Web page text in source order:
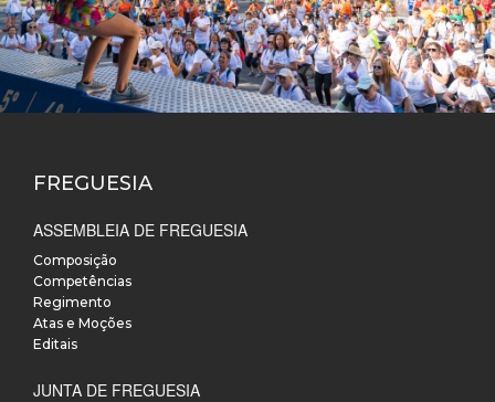
FREGUESIA
ASSEMBLEIA DE FREGUESIA
Composição
Competências
Regimento
Atas e Moções
Editais
JUNTA DE FREGUESIA